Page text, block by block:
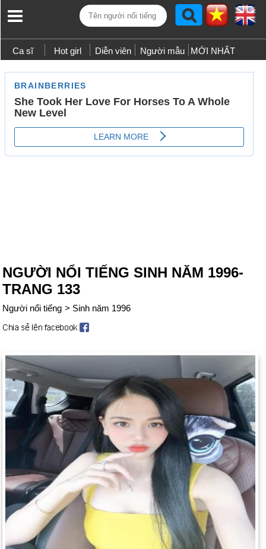
Ca sĩ Hot girl Diễn viên Người mẫu MỚI NHẤT
NGƯỜI NỔI TIẾNG SINH NĂM 1996-
TRANG 133
Người nổi tiếng > Sinh năm 1996